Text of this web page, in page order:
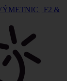
| F2 &